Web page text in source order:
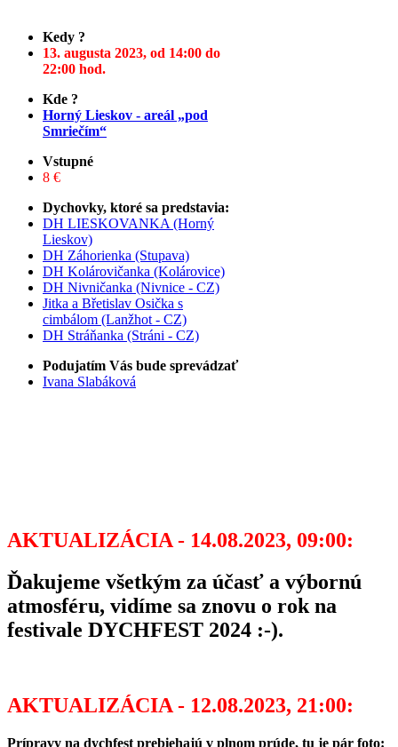
Kedy ?
13. augusta 2023, od 14:00 do
22:00 hod.
Kde ?
Horný Lieskov - areál „pod
Smriečím“
Vstupné
8 €
Dychovky, ktoré sa predstavia:
DH LIESKOVANKA (Horný
Lieskov)
DH Záhorienka (Stupava)
DH Kolárovičanka (Kolárovice)
DH Nivničanka (Nivnice - CZ)
Jitka a Břetislav Osička s
cimbálom (Lanžhot - CZ)
DH Stráňanka (Stráni - CZ)
Podujatím Vás bude sprevádzať
Ivana Slabáková
AKTUALIZÁCIA - 14.08.2023, 09:00:
Ďakujeme všetkým za účasť a výbornú
atmosféru, vidíme sa znovu o rok na
festivale DYCHFEST 2024 :-).
AKTUALIZÁCIA - 12.08.2023, 21:00:
Prípravy na dychfest prebiehajú v plnom prúde, tu je pár foto: